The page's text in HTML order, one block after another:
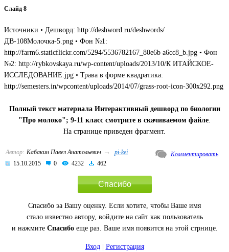
Слайд 8
Источники • Дешворд: http://deshword.ru/deshwords/
ДВ-108Молочка-5.png • Фон №1:
http://farm6.staticflickr.com/5294/5536782167_80e6b a6cc8_b.jpg • Фон
№2: http://rybkovskaya.ru/wp-content/uploads/2013/10/К ИТАЙСКОЕ-
ИССЛЕДОВАНИЕ.jpg • Трава в форме квадратика:
http://semesters.in/wpcontent/uploads/2014/07/grass-root-icon-300x292.png
Полный текст материала Интерактивный дешворд по биологии
"Про молоко"; 9-11 класс смотрите в скачиваемом файле.
На странице приведен фрагмент.
Автор: Кабакин Павел Анатольевич →
pi-kei
15.10.2015
0 4232 462
Комментировать
Спасибо
Спасибо за Вашу оценку. Если хотите, чтобы Ваше имя
стало известно автору, войдите на сайт как пользователь
и нажмите Спасибоеще раз. Ваше имя появится на этой стрнице.
Вход| Регистрация